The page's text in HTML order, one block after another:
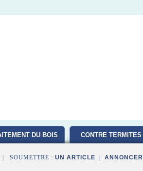
DU BOIS CONTRE TERMITES
| SOUMETTRE : UN ARTICLE ANNONCER